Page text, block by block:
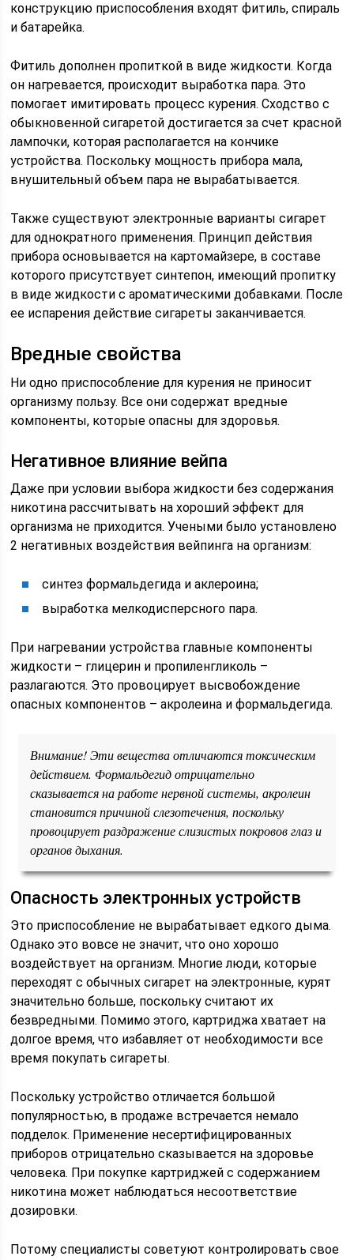
конструкцию приспособления входят фитиль, спираль
и батарейка.
Фитиль дополнен пропиткой в виде жидкости. Когда
он нагревается, происходит выработка пара. Это
помогает имитировать процесс курения. Сходство с
обыкновенной сигаретой достигается за счет красной
лампочки, которая располагается на кончике
устройства. Поскольку мощность прибора мала,
внушительный объем пара не вырабатывается.
Также существуют электронные варианты сигарет
для однократного применения. Принцип действия
прибора основывается на картомайзере, в составе
которого присутствует синтепон, имеющий пропитку
в виде жидкости с ароматическими добавками. После
ее испарения действие сигареты заканчивается.
Вредные свойства
Ни одно приспособление для курения не приносит
организму пользу. Все они содержат вредные
компоненты, которые опасны для здоровья.
Негативное влияние вейпа
Даже при условии выбора жидкости без содержания
никотина рассчитывать на хороший эффект для
организма не приходится. Учеными было установлено
2 негативных воздействия вейпинга на организм:
синтез формальдегида и аклероина;
выработка мелкодисперсного пара.
При нагревании устройства главные компоненты
жидкости – глицерин и пропиленгликоль –
разлагаются. Это провоцирует высвобождение
опасных компонентов – акролеина и формальдегида.
Внимание! Эти вещества отличаются токсическим
действием. Формальдегид отрицательно
сказывается на работе нервной системы, акролеин
становится причиной слезотечения, поскольку
провоцирует раздражение слизистых покровов глаз и
органов дыхания.
Опасность электронных устройств
Это приспособление не вырабатывает едкого дыма.
Однако это вовсе не значит, что оно хорошо
воздействует на организм. Многие люди, которые
переходят с обычных сигарет на электронные, курят
значительно больше, поскольку считают их
безвредными. Помимо этого, картриджа хватает на
долгое время, что избавляет от необходимости все
время покупать сигареты.
Поскольку устройство отличается большой
популярностью, в продаже встречается немало
подделок. Применение несертифицированных
приборов отрицательно сказывается на здоровье
человека. При покупке картриджей с содержанием
никотина может наблюдаться несоответствие
дозировки.
Потому специалисты советуют контролировать свое